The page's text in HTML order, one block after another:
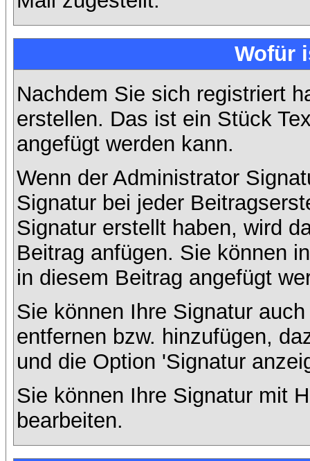
Wofür
Nachdem Sie sich registriert
erstellen. Das ist ein Stück
angefügt werden kann.
Wenn der Administrator
Signatur bei jeder
Signatur erstellt haben, wird
Beitrag anfügen. Sie können
in diesem Beitrag angefügt
Sie können Ihre Signatur
entfernen bzw. hinzufügen,
und die Option 'Signatur
Sie können Ihre Signatur mit
bearbeiten.